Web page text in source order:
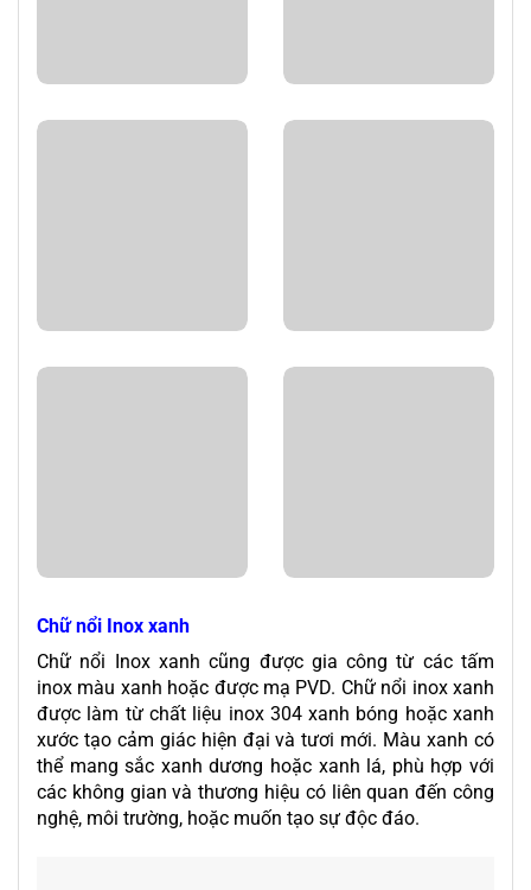
Chữ nổi Inox xanh
Chữ nổi Inox xanh cũng được gia công từ các tấm
inox màu xanh hoặc được mạ PVD. Chữ nổi inox xanh
được làm từ chất liệu inox 304 xanh bóng hoặc xanh
xước tạo cảm giác hiện đại và tươi mới. Màu xanh có
thể mang sắc xanh dương hoặc xanh lá, phù hợp với
các không gian và thương hiệu có liên quan đến công
nghệ, môi trường, hoặc muốn tạo sự độc đáo.